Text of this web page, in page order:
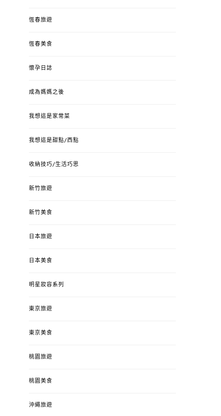
恆春旅遊
恆春美食
懷孕日誌
成為媽媽之後
我想這是家常菜
我想這是甜點/西點
收納技巧/生活巧思
新竹旅遊
新竹美食
日本旅遊
日本美食
明星妝容系列
東京旅遊
東京美食
桃園旅遊
桃園美食
沖繩旅遊